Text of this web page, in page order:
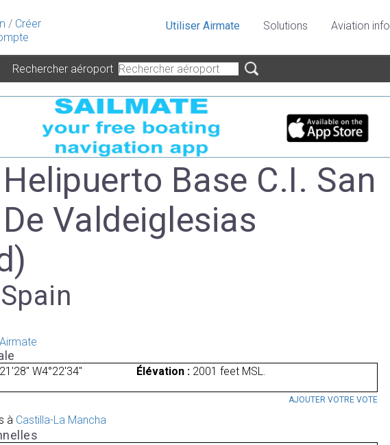
/ Créer
Utiliser Airmate Solutions Aviation info
Rechercher aéroport
Helipuerto Base C.I. San
Valdeiglesias
Airmate
W4°22'34" Élévation :2001 feet MSL.
AJOUTER VOTRE VOTE
à Castilla-La Mancha